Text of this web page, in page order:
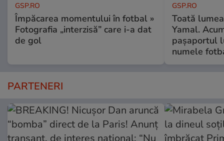
GSP.RO
Împăcarea momentului în fotbal »
Fotografia „interzisă” care i-a dat
de gol
GSP.RO
Toată
Yamal.
pașaportul
numele
PARTENERI